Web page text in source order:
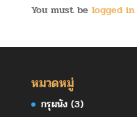
You must be logged in
หมวดหมู่
กรุผนัง(3)